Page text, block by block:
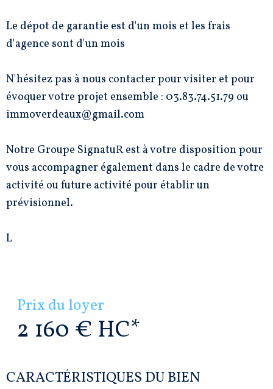
Le dépot de garantie est d'un mois et les frais
d'agence sont d'un mois
N'hésitez pas à nous contacter pour visiter et pour
évoquer votre projet ensemble : 03.83.74.51.79 ou
immoverdeaux@gmail.com
Notre Groupe SignatuR est à votre disposition pour
vous accompagner également dans le cadre de votre
activité ou future activité pour établir un
prévisionnel.
L
Prix du loyer
2 160 € HC*
CARACTÉRISTIQUES DU BIEN